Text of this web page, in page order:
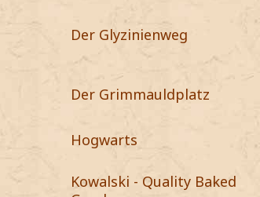
Der Glyzinienweg
Der Grimmauldplatz
Hogwarts
Kowalski - Quality Baked